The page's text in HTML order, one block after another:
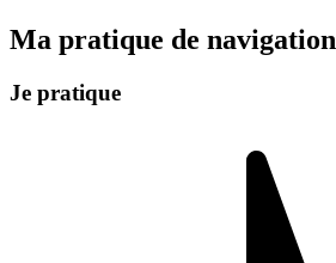
Ma pratique de navigation
Je pratique